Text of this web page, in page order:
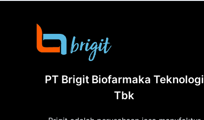
PT Brigit Biofarmaka Teknologi
Tbk